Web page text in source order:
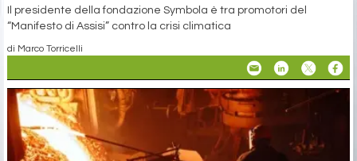
Il presidente della fondazione Symbola è tra promotori del
“Manifesto di Assisi” contro la crisi climatica
di Marco Torricelli